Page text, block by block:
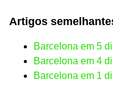
Artigos
Barcelona em 5
Barcelona em 4
Barcelona em 1